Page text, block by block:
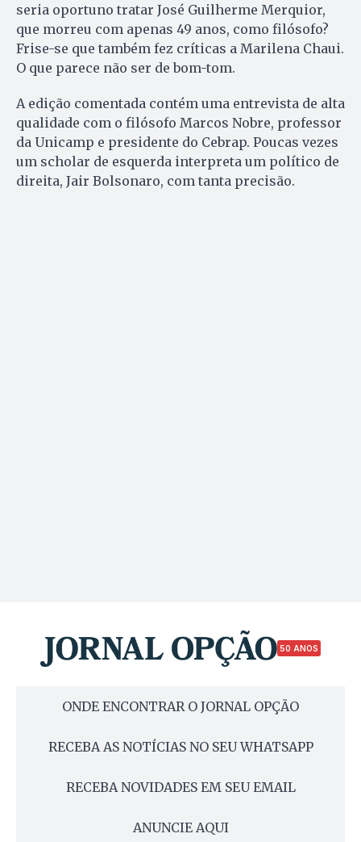
seria oportuno tratar José Guilherme Merquior,
que morreu com apenas 49 anos, como filósofo?
Frise-se que também fez críticas a Marilena Chaui.
O que parece não ser de bom-tom.
A edição comentada contém uma entrevista de alta
qualidade com o filósofo Marcos Nobre, professor
da Unicamp e presidente do Cebrap. Poucas vezes
um scholar de esquerda interpreta um político de
direita, Jair Bolsonaro, com tanta precisão.
50 ANOS
ONDE ENCONTRAR O JORNAL OPÇÃO
RECEBA AS NOTÍCIAS NO SEU WHATSAPP
RECEBA NOVIDADES EM SEU EMAIL
ANUNCIE AQUI